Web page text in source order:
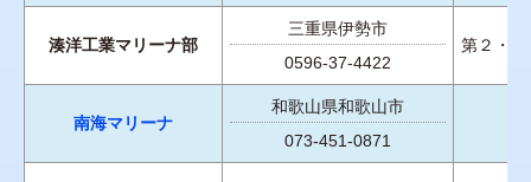
湊洋工業マリーナ部
三重県伊勢市
0596-37-4422
第２・
南海マリーナ
和歌山県和歌山市
073-451-0871